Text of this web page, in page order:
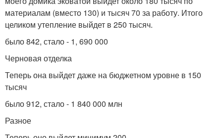
материалам (вместо 130) и тысяч 70 за работу. Итого
целиком утепление выйдет в 250 тысяч.
было 842, стало - 1, 690 000
Черновая отделка
Теперь она выйдет даже на бюджетном уровне в 150
тысяч
было 912, стало - 1 840 000 млн
Разное